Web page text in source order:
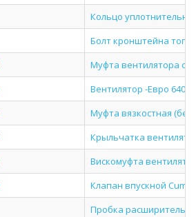
Кольцо
Болт кронштейна
Муфта вентилятора
Вентилятор -Евро
Муфта вязкостная (без
Крыльчатка
Вискомуфта
Клапан впускной
Пробка